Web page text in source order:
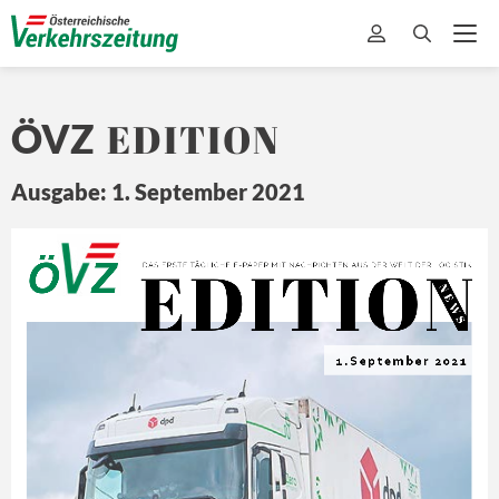
ÖVZ EDITION
Ausgabe: 1. September 2021
Z
Ö EDITION
DA S ERSTE TÄGLICHE E-PAPER MIT NACHRICHTEN A US DER WELT DER LOGISTIK
N E
W S
1.September 2021